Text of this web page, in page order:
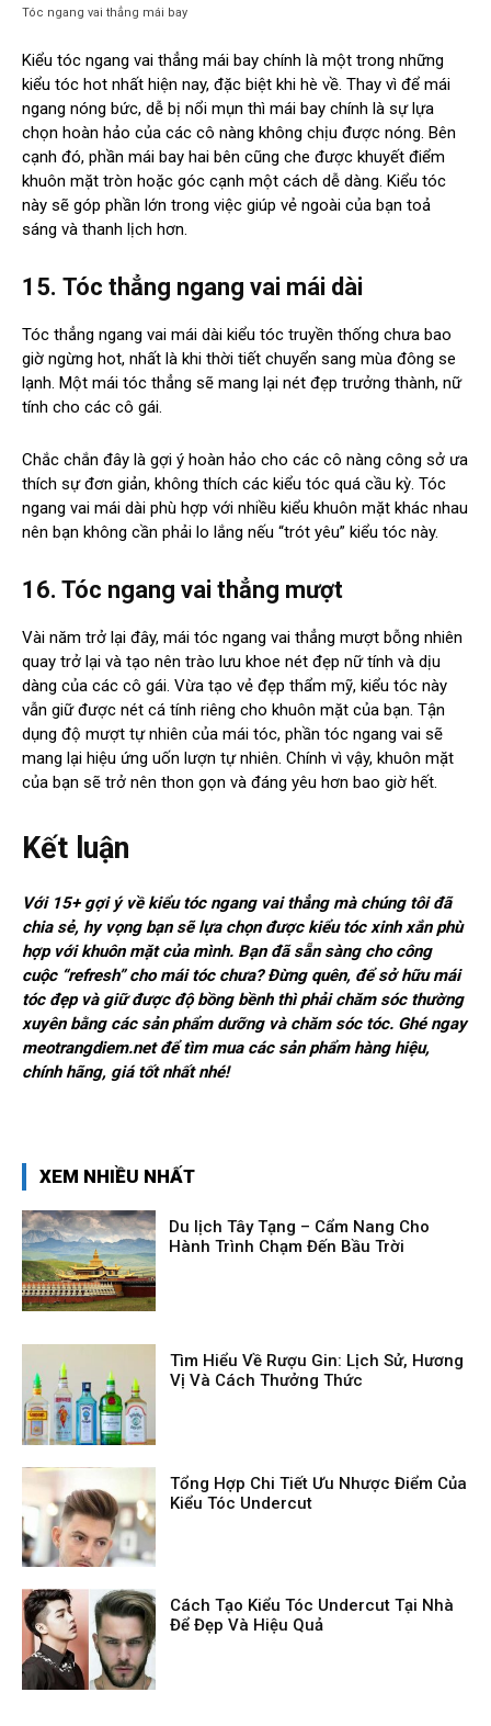
Tóc ngang vai thẳng mái bay
Kiểu tóc ngang vai thẳng mái bay chính là một trong những
kiểu tóc hot nhất hiện nay, đặc biệt khi hè về. Thay vì để mái
ngang nóng bức, dễ bị nổi mụn thì mái bay chính là sự lựa
chọn hoàn hảo của các cô nàng không chịu được nóng. Bên
cạnh đó, phần mái bay hai bên cũng che được khuyết điểm
khuôn mặt tròn hoặc góc cạnh một cách dễ dàng. Kiểu tóc
này sẽ góp phần lớn trong việc giúp vẻ ngoài của bạn toả
sáng và thanh lịch hơn.
15. Tóc thẳng ngang vai mái dài
Tóc thẳng ngang vai mái dài kiểu tóc truyền thống chưa bao
giờ ngừng hot, nhất là khi thời tiết chuyển sang mùa đông se
lạnh. Một mái tóc thẳng sẽ mang lại nét đẹp trưởng thành, nữ
tính cho các cô gái.
Chắc chắn đây là gợi ý hoàn hảo cho các cô nàng công sở ưa
thích sự đơn giản, không thích các kiểu tóc quá cầu kỳ. Tóc
ngang vai mái dài phù hợp với nhiều kiểu khuôn mặt khác nhau
nên bạn không cần phải lo lắng nếu “trót yêu” kiểu tóc này.
16. Tóc ngang vai thẳng mượt
Vài năm trở lại đây, mái tóc ngang vai thẳng mượt bỗng nhiên
quay trở lại và tạo nên trào lưu khoe nét đẹp nữ tính và dịu
dàng của các cô gái. Vừa tạo vẻ đẹp thẩm mỹ, kiểu tóc này
vẫn giữ được nét cá tính riêng cho khuôn mặt của bạn. Tận
dụng độ mượt tự nhiên của mái tóc, phần tóc ngang vai sẽ
mang lại hiệu ứng uốn lượn tự nhiên. Chính vì vậy, khuôn mặt
của bạn sẽ trở nên thon gọn và đáng yêu hơn bao giờ hết.
Kết luận
Với 15+ gợi ý về kiểu tóc ngang vai thẳng mà chúng tôi đã
chia sẻ, hy vọng bạn sẽ lựa chọn được kiểu tóc xinh xắn phù
hợp với khuôn mặt của mình. Bạn đã sẵn sàng cho công
cuộc “refresh” cho mái tóc chưa? Đừng quên, để sở hữu mái
tóc đẹp và giữ được độ bồng bềnh thì phải chăm sóc thường
xuyên bằng các sản phẩm dưỡng và chăm sóc tóc. Ghé ngay
meotrangdiem.net để tìm mua các sản phẩm hàng hiệu,
chính hãng, giá tốt nhất nhé!
XEM NHIỀU NHẤT
Du lịch Tây Tạng – Cẩm Nang Cho
Hành Trình Chạm Đến Bầu Trời
Tìm Hiểu Về Rượu Gin: Lịch Sử, Hương
Vị Và Cách Thưởng Thức
Tổng Hợp Chi Tiết Ưu Nhược Điểm Của
Kiểu Tóc Undercut
Cách Tạo Kiểu Tóc Undercut Tại Nhà
Để Đẹp Và Hiệu Quả